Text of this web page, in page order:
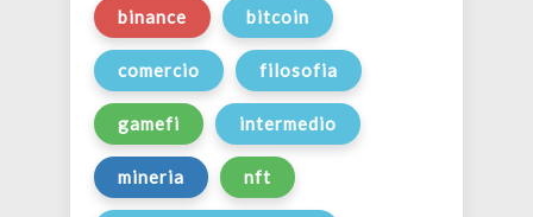
binance bitcoin
comercio filosofia
gamefi intermedio
mineria nft